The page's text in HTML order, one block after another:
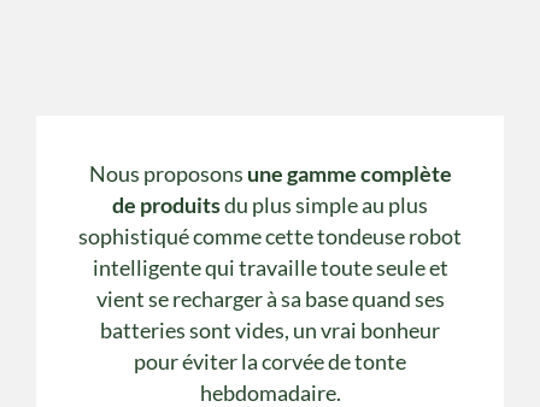
Nous proposons une gamme complète
de produitsdu plus simple au plus
sophistiqué comme cette tondeuse robot
intelligente qui travaille toute seule et
vient se recharger à sa base quand ses
batteries sont vides, un vrai bonheur
pour éviter la corvée de tonte
hebdomadaire.